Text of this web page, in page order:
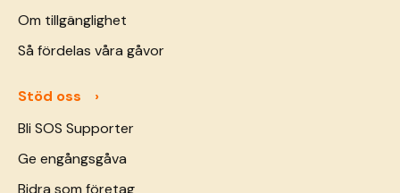
Om tillgänglighet
Så fördelas våra gåvor
Stöd oss
Bli SOS Supporter
Ge engångsgåva
Bidra som företag